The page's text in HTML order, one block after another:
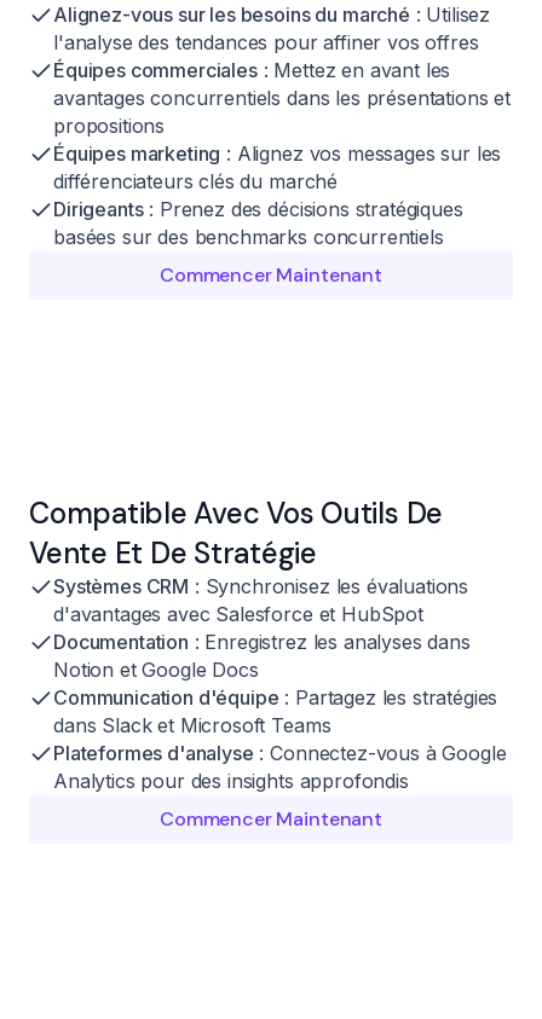
Alignez-vous sur les besoins du marché : Utilisez
l'analyse des tendances pour affiner vos offres
Équipes commerciales: Mettez en avant les
avantages concurrentiels dans les présentations et
propositions
Équipes marketing : Alignez vos messages sur les
différenciateurs clés du marché
Dirigeants: Prenez des décisions stratégiques
basées sur des benchmarks concurrentiels
Commencer Maintenant
Compatible Avec Vos Outils De
Vente Et De Stratégie
Systèmes CRM : Synchronisez les évaluations
d'avantages avec Salesforce et HubSpot
Documentation : Enregistrez les analyses dans
Notion et Google Docs
Communication d'équipe : Partagez les stratégies
dans Slack et Microsoft Teams
Plateformes d'analyse : Connectez-vous à Google
Analytics pour des insights approfondis
Commencer Maintenant